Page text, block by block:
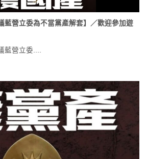
藍營立委為不當黨產解套】／歡迎參加遊
藍營立委....